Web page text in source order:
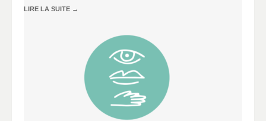
LIRE LA SUITE →